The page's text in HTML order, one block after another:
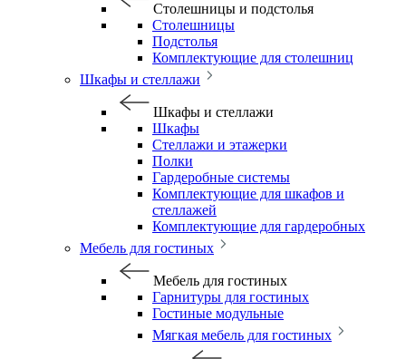
Столешницы и подстолья
Столешницы
Подстолья
Комплектующие для столешниц
Шкафы и стеллажи
Шкафы и стеллажи
Шкафы
Стеллажи и этажерки
Полки
Гардеробные системы
Комплектующие для шкафов и
стеллажей
Комплектующие для гардеробных
Мебель для гостиных
Мебель для гостиных
Гарнитуры для гостиных
Гостиные модульные
Мягкая мебель для гостиных